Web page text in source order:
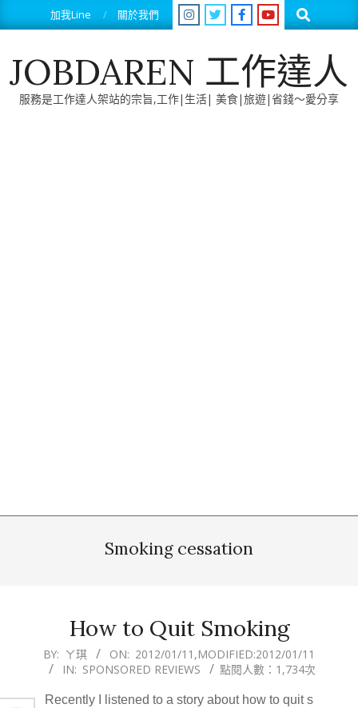
to
加我Line 關於我們 Search
JOBDAREN 工作達人
服務是工作達人架站的宗旨,工作|生活| 美食|旅遊|省錢～愛分享
Smoking cessation
How to Quit Smoking
2012-
01-
11
BY: ㄚ琪 ON: 2012/01/11 ,MODIFIED:2012/01/11
IN: SPONSORED REVIEWS 點閱人數：1,734次
Recently I listened to a story about how to quit s